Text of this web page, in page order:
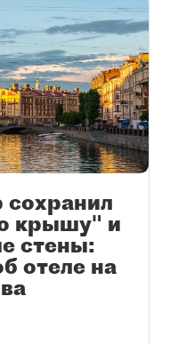
сохранил
крышу" и
стены:
отеле на